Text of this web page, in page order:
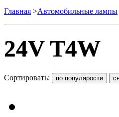
Главная >Автомобильные лампы
24V T4W
Сортировать: